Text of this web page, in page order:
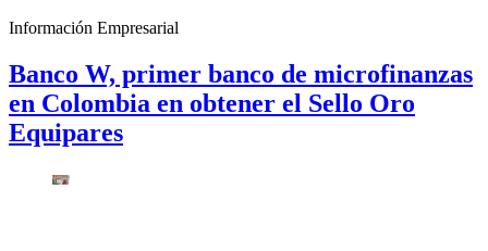
Información Empresarial
Banco W, primer banco de microfinanzas
en Colombia en obtener el Sello Oro
Equipares